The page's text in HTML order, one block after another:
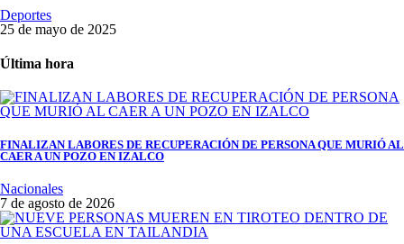
Deportes
25 de mayo de 2025
Última hora
FINALIZAN LABORES DE RECUPERACIÓN DE PERSONA QUE MURIÓ AL
CAER A UN POZO EN IZALCO
Nacionales
7 de agosto de 2026